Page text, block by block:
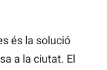
és la solució
a la ciutat. El